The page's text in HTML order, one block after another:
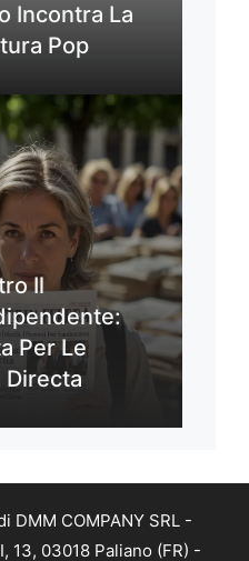
Incontra La
Pop
Il
Per Le
Directa
DMM COMPANY SRL -
13, 03018 Paliano (FR) -